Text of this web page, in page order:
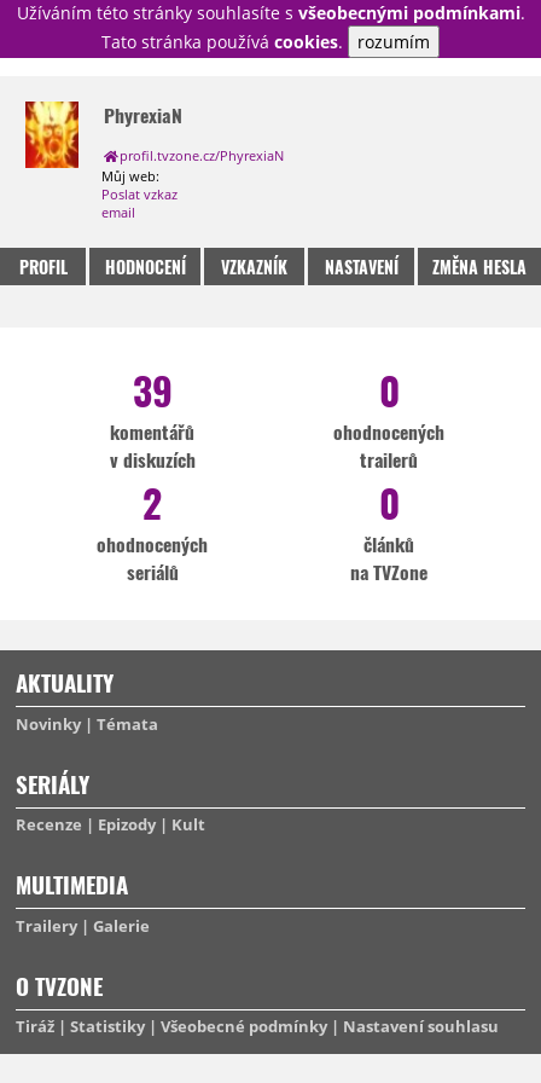
Užíváním této stránky souhlasíte s všeobecnými podmínkami.
Tato stránka používá cookies. rozumím
PŘIHLÁSIT
NOVINKY
TÉMATA
RECENZE
EPIZODY
TRAILERY
GALERIE
DISKUZE
STATISTIKY
TIRÁŽ
PhyrexiaN
profil.tvzone.cz/PhyrexiaN
Můj web:
Poslat vzkaz
email
PROFIL HODNOCENÍ VZKAZNÍK NASTAVENÍ ZMĚNA HESLA
39
komentářů
v diskuzích
0
ohodnocených
trailerů
2
ohodnocených
seriálů
0
článků
na TVZone
AKTUALITY
Novinky Témata
SERIÁLY
Recenze Epizody Kult
MULTIMEDIA
Trailery Galerie
O TVZONE
Tiráž Statistiky Všeobecné podmínky Nastavení souhlasu